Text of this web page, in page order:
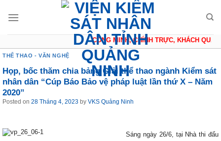
CÔNG MINH, CHÍNH TRỰC, KHÁCH QUAN,
THỂ THAO - VĂN NGHỆ
Họp, bốc thăm chia bảng Giải thể thao ngành Kiểm sát
nhân dân “Cúp Báo Bảo vệ pháp luật lần thứ X – Năm
2020”
Posted on 28 Tháng 4, 2023 by VKS Quảng Ninh
Sáng ngày 26/6, tại Nhà thi đấu